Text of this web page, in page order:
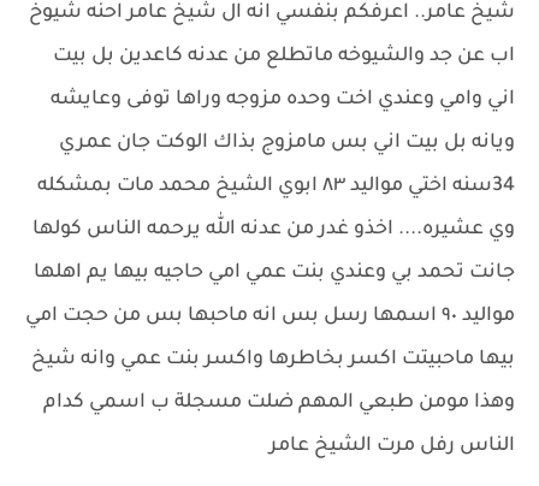
شيخ عامر.. اعرفكم بنفسي انه ال شيخ عامر احنه شيوخ
اب عن جد والشيوخه ماتطلع من عدنه كاعدين بل بيت
اني وامي وعندي اخت وحده مزوجه وراها توفى وعايشه
ويانه بل بيت اني بس مامزوج بذاك الوكت جان عمري
34سنه اختي مواليد ٨٣ ابوي الشيخ محمد مات بمشكله
وي عشيره.... اخذو غدر من عدنه الله يرحمه الناس كولها
جانت تحمد بي وعندي بنت عمي امي حاجيه بيها يم اهلها
مواليد ٩٠ اسمها رسل بس انه ماحبها بس من حجت امي
بيها ماحبيتت اكسر بخاطرها واكسر بنت عمي وانه شيخ
وهذا مومن طبعي المهم ضلت مسجلة ب اسمي كدام
الناس رفل مرت الشيخ عامر